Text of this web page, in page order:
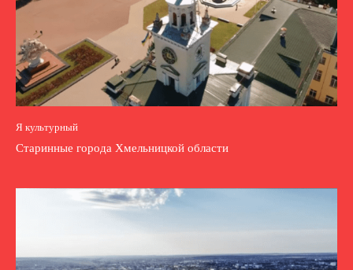
Я культурный
Старинные города Хмельницкой области